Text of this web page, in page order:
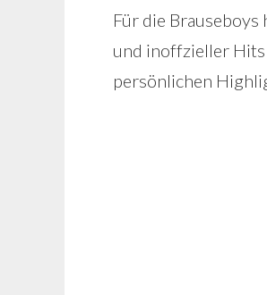
Für die
und inoffzieller
persönlichen